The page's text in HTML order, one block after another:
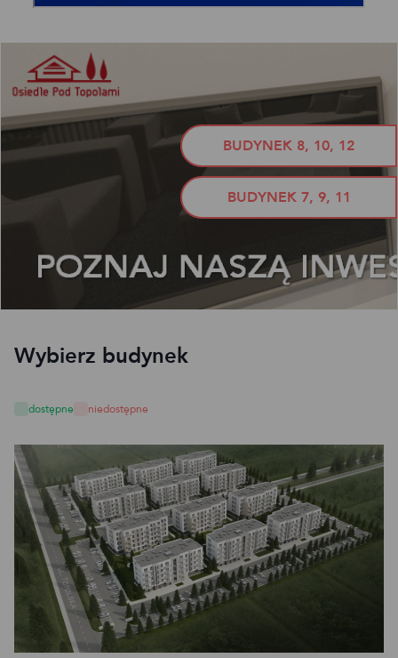
BUDYNEK 8, 10, 12
BUDYNEK 7, 9, 11
Wybierz budynek
dostępne niedostępne